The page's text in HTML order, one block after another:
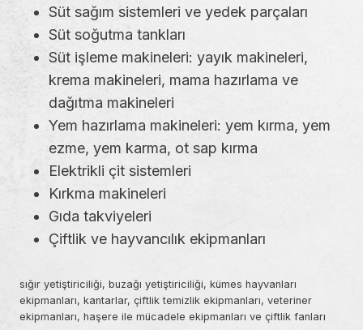
Süt sağım sistemleri ve yedek parçaları
Süt soğutma tankları
Süt işleme makineleri: yayık makineleri,
krema makineleri, mama hazırlama ve
dağıtma makineleri
Yem hazırlama makineleri: yem kırma, yem
ezme, yem karma, ot sap kırma
Elektrikli çit sistemleri
Kırkma makineleri
Gıda takviyeleri
Çiftlik ve hayvancılık ekipmanları
sığır yetiştiriciliği, buzağı yetiştiriciliği, kümes hayvanları
ekipmanları, kantarlar, çiftlik temizlik ekipmanları, veteriner
ekipmanları, haşere ile mücadele ekipmanları ve çiftlik fanları